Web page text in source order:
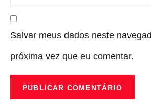
Salvar meus dados neste
próxima vez que eu comentar.